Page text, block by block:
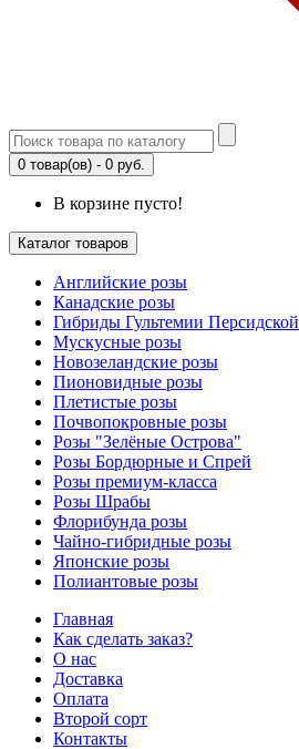
0 товар(ов) - 0 руб.
В корзине пусто!
Каталог товаров
Английские розы
Канадские розы
Гибриды Гультемии Персидской
Мускусные розы
Новозеландские розы
Пионовидные розы
Плетистые розы
Почвопокровные розы
Розы "Зелёные Острова"
Розы Бордюрные и Спрей
Розы премиум-класса
Розы Шрабы
Флорибунда розы
Чайно-гибридные розы
Японские розы
Полиантовые розы
Главная
Как сделать заказ?
О нас
Доставка
Оплата
Второй сорт
Контакты